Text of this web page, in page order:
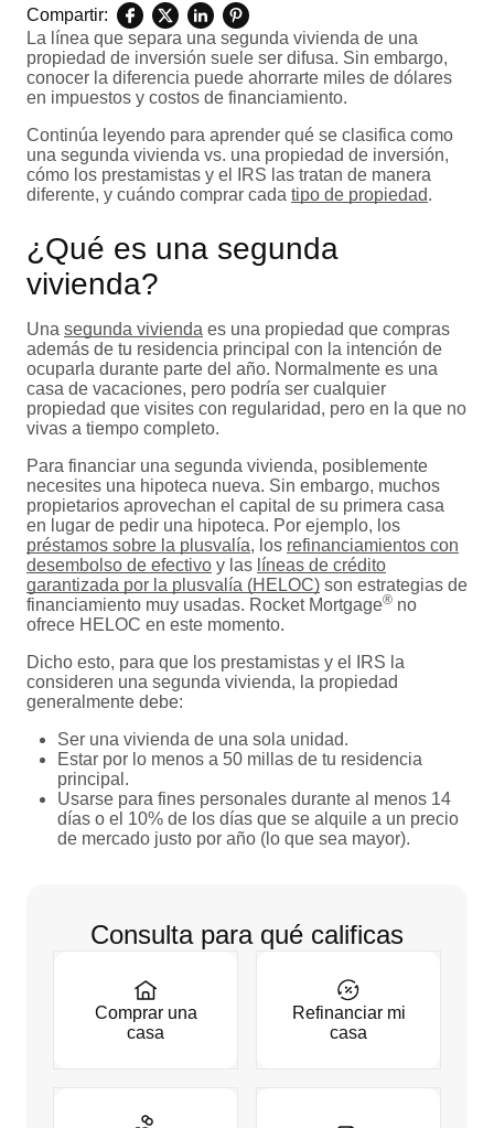
Compartir:
La línea que separa una segunda vivienda de una
propiedad de inversión suele ser difusa. Sin embargo,
conocer la diferencia puede ahorrarte miles de dólares
en impuestos y costos de financiamiento.
Continúa leyendo para aprender qué se clasifica como
una segunda vivienda vs. una propiedad de inversión,
cómo los prestamistas y el IRS las tratan de manera
diferente, y cuándo comprar cada tipo de propiedad.
¿Qué es una segunda
vivienda?
Una segunda vivienda es una propiedad que compras
además de tu residencia principal con la intención de
ocuparla durante parte del año. Normalmente es una
casa de vacaciones, pero podría ser cualquier
propiedad que visites con regularidad, pero en la que no
vivas a tiempo completo.
Para financiar una segunda vivienda, posiblemente
necesites una hipoteca nueva. Sin embargo, muchos
propietarios aprovechan el capital de su primera casa
en lugar de pedir una hipoteca. Por ejemplo, los
préstamos sobre la plusvalía, los refinanciamientos con
desembolso de efectivo y las líneas de crédito
garantizada por la plusvalía (HELOC) son estrategias de
financiamiento muy usadas. Rocket Mortgage® no
ofrece HELOC en este momento.
Dicho esto, para que los prestamistas y el IRS la
consideren una segunda vivienda, la propiedad
generalmente debe:
Ser una vivienda de una sola unidad.
Estar por lo menos a 50 millas de tu residencia
principal.
Usarse para fines personales durante al menos 14
días o el 10% de los días que se alquile a un precio
de mercado justo por año (lo que sea mayor).
Consulta para qué calificas
Comprar una
casa
Refinanciar mi
casa